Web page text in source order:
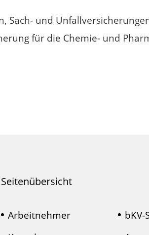
Sach- und
für die Chemie- und
Seitenübersicht
Arbeitnehmer
bKV-